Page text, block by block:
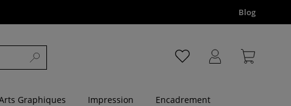
Blog
Graphiques Impression
Encadrement